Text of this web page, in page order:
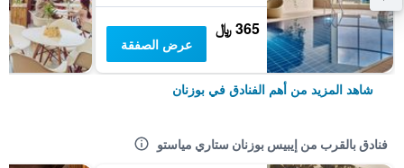
365 ﷼
عرض الصفقة
شاهد المزيد من أهم الفنادق في بوزنان
فنادق بالقرب من إيبيس بوزنان ستاري مياستو